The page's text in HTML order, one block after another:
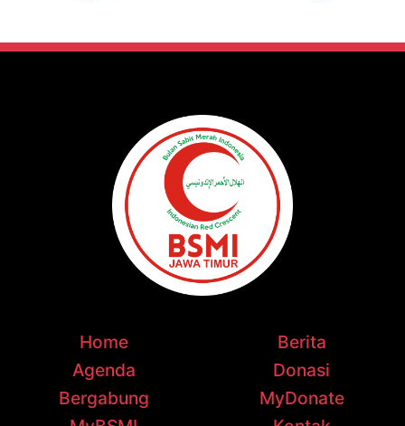
Home
Berita
Agenda
Donasi
Bergabung
MyDonate